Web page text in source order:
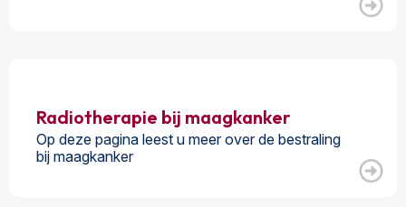
Radiotherapie bij maagkanker
Op deze pagina leest u meer over de bestraling
bij maagkanker